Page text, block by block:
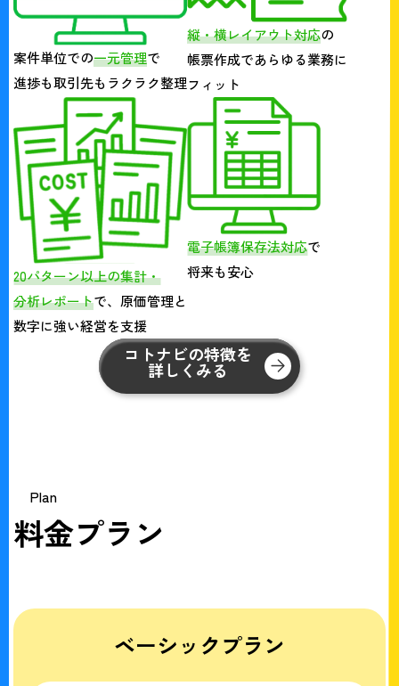
案件単位での一元管理で
進捗も取引先もラクラク整理
縦・横レイアウト対応の
帳票作成であらゆる業務に
フィット
20パターン以上の集計・
分析レポートで、原価管理と
数字に強い経営を支援
電子帳簿保存法対応で
将来も安心
コトナビの特徴を
詳しくみる
Plan
料金プラン
ベーシックプラン